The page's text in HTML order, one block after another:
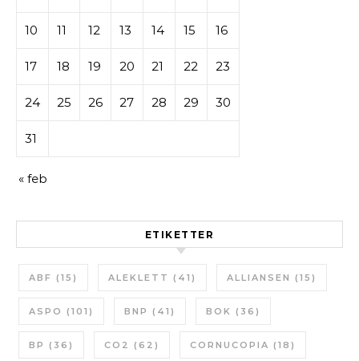
10 11 12 13 14 15 16
17 18 19 20 21 22 23
24 25 26 27 28 29 30
31
« feb
ETIKETTER
ABF (15) ALEKLETT (41) ALLIANSEN (15)
ASPO (101) BNP (41) BOK (36)
BP (36) CO2 (62) CORNUCOPIA (18)